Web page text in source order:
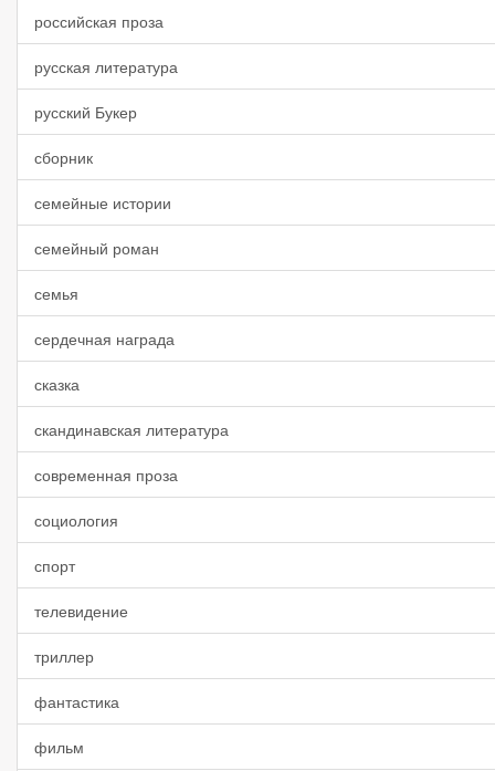
российская проза
русская литература
русский Букер
сборник
семейные истории
семейный роман
семья
сердечная награда
сказка
скандинавская литература
современная проза
социология
спорт
телевидение
триллер
фантастика
фильм